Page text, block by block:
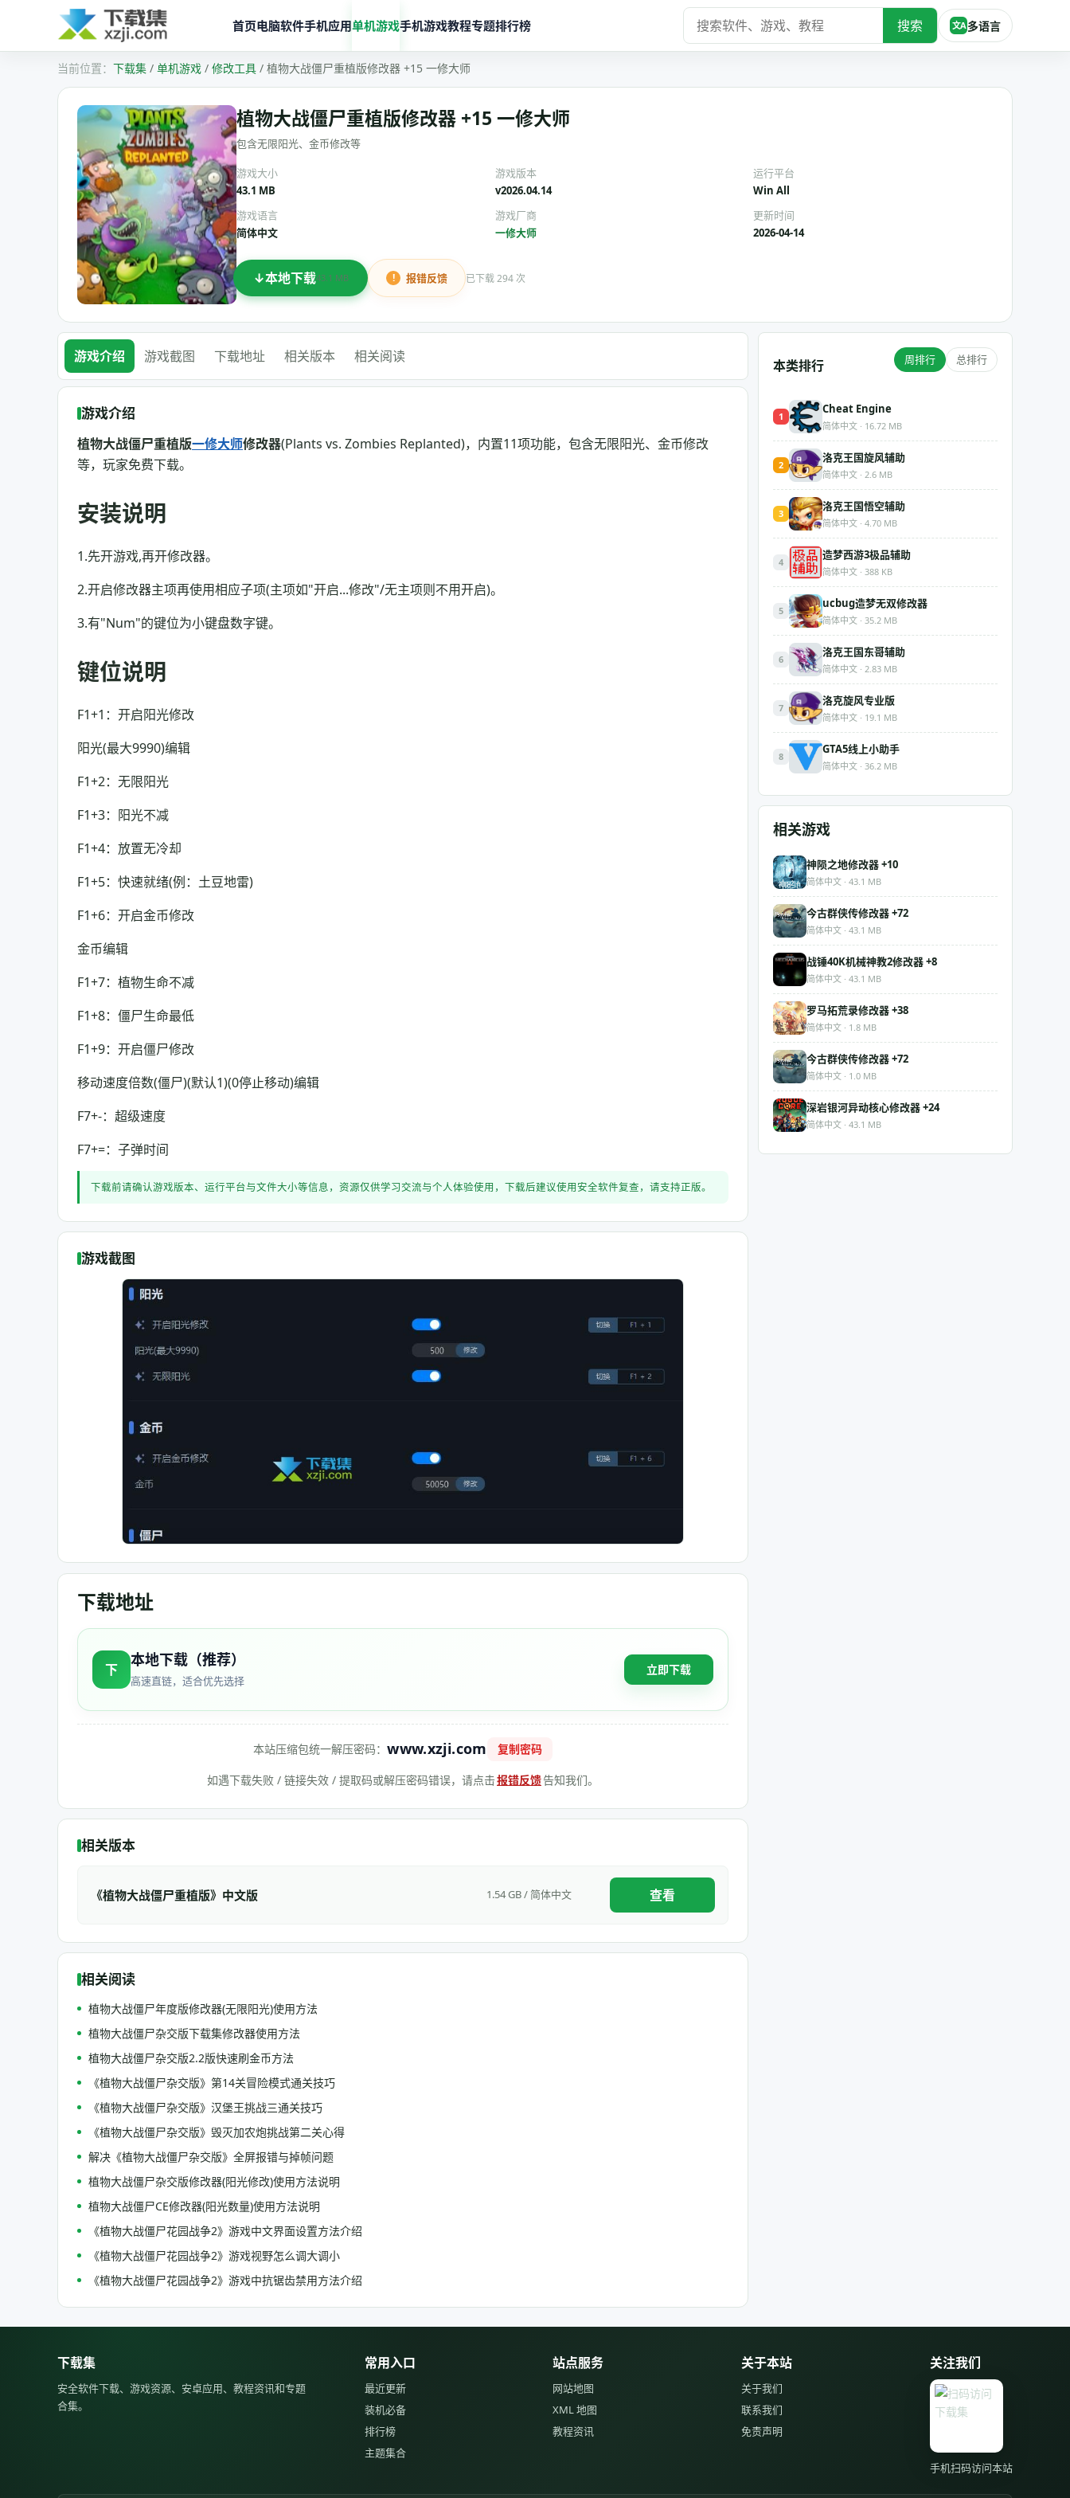
首页电脑软件手机应用单机游戏手机游戏教程专题排行榜 搜索 文A 多语言
下载集 / 单机游戏 / 修改工具 / 植物大战僵尸重植版修改器 +15 一修大师
植物大战僵尸重植版修改器 +15 一修大师
包含无限阳光、金币修改等
游戏大小
43.1 MB
游戏版本
v2026.04.14
运行平台
Win All
游戏语言
简体中文
游戏厂商
一修大师
更新时间
2026-04-14
本地下载43.1 MB 报错反馈 已下载 294 次
游戏介绍 游戏截图 下载地址 相关版本 相关阅读
游戏介绍
植物大战僵尸重植版一修大师修改器(Plants vs. Zombies Replanted)，内置11项功能，包含无限阳光、金币修改
等，玩家免费下载。
安装说明
1.先开游戏,再开修改器。
2.开启修改器主项再使用相应子项(主项如"开启...修改"/无主项则不用开启)。
3.有"Num"的键位为小键盘数字键。
键位说明
F1+1：开启阳光修改
阳光(最大9990)编辑
F1+2：无限阳光
F1+3：阳光不减
F1+4：放置无冷却
F1+5：快速就绪(例：土豆地雷)
F1+6：开启金币修改
金币编辑
F1+7：植物生命不减
F1+8：僵尸生命最低
F1+9：开启僵尸修改
移动速度倍数(僵尸)(默认1)(0停止移动)编辑
F7+-：超级速度
F7+=：子弹时间
下载前请确认游戏版本、运行平台与文件大小等信息，资源仅供学习交流与个人体验使用，下载后建议使用安全软件复查，请支持正版。
游戏截图
下载地址
下
本地下载（推荐）
高速直链，适合优先选择
立即下载
本站压缩包统一解压密码：www.xzji.com 复制密码
如遇下载失败 / 链接失效 / 提取码或解压密码错误，请点击报错反馈告知我们。
相关版本
《植物大战僵尸重植版》中文版 1.54 GB / 简体中文 查看
相关阅读
植物大战僵尸年度版修改器(无限阳光)使用方法
植物大战僵尸杂交版下载集修改器使用方法
植物大战僵尸杂交版2.2版快速刷金币方法
《植物大战僵尸杂交版》第14关冒险模式通关技巧
《植物大战僵尸杂交版》汉堡王挑战三通关技巧
《植物大战僵尸杂交版》毁灭加农炮挑战第二关心得
解决《植物大战僵尸杂交版》全屏报错与掉帧问题
植物大战僵尸杂交版修改器(阳光修改)使用方法说明
植物大战僵尸CE修改器(阳光数量)使用方法说明
《植物大战僵尸花园战争2》游戏中文界面设置方法介绍
《植物大战僵尸花园战争2》游戏视野怎么调大调小
《植物大战僵尸花园战争2》游戏中抗锯齿禁用方法介绍
本类排行 周排行 总排行
1
Cheat Engine
简体中文 · 16.72 MB
2
洛克王国旋风辅助
简体中文 · 2.6 MB
3
洛克王国悟空辅助
简体中文 · 4.70 MB
4
造梦西游3极品辅助
简体中文 · 388 KB
5
ucbug造梦无双修改器
简体中文 · 35.2 MB
6
洛克王国东哥辅助
简体中文 · 2.83 MB
7
洛克旋风专业版
简体中文 · 19.1 MB
8
GTA5线上小助手
简体中文 · 36.2 MB
相关游戏
神陨之地修改器 +10
简体中文 · 43.1 MB
今古群侠传修改器 +72
简体中文 · 43.1 MB
战锤40K机械神教2修改器 +8
简体中文 · 43.1 MB
罗马拓荒录修改器 +38
简体中文 · 1.8 MB
今古群侠传修改器 +72
简体中文 · 1.0 MB
深岩银河异动核心修改器 +24
简体中文 · 43.1 MB
下载集
安全软件下载、游戏资源、安卓应用、教程资讯和专题
合集。
常用入口
最近更新
装机必备
排行榜
主题集合
站点服务
网站地图
XML 地图
教程资讯
关于本站
关于我们
联系我们
免责声明
关注我们
手机扫码访问本站